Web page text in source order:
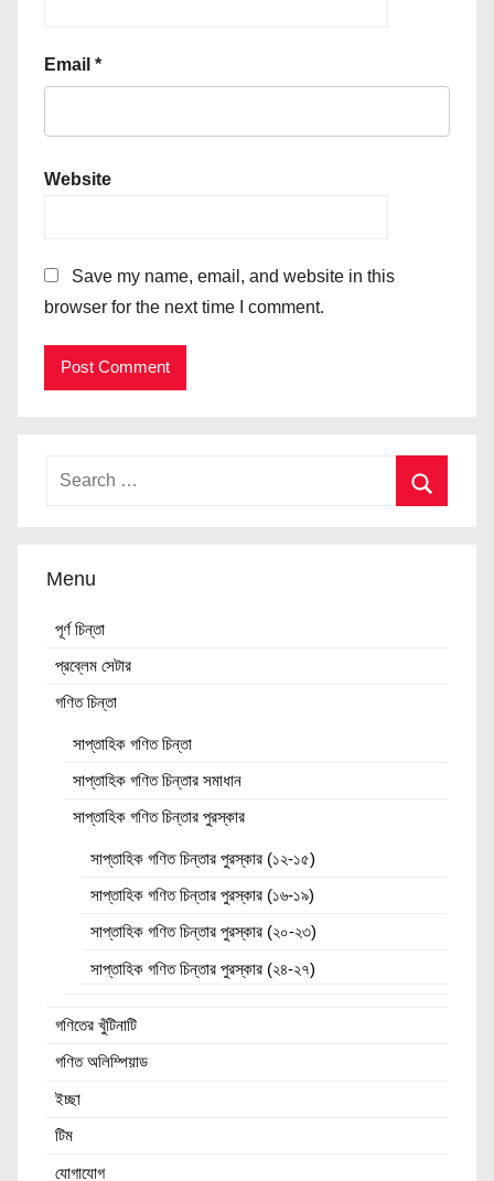
Email *
Website
Save my name, email, and website in this
browser for the next time I comment.
Menu
পূর্ণ চিন্তা
প্রব্লেম সেটার
গণিত চিন্তা
সাপ্তাহিক গণিত চিন্তা
সাপ্তাহিক গণিত চিন্তার সমাধান
সাপ্তাহিক গণিত চিন্তার পুরস্কার
সাপ্তাহিক গণিত চিন্তার পুরস্কার (১২-১৫)
সাপ্তাহিক গণিত চিন্তার পুরস্কার (১৬-১৯)
সাপ্তাহিক গণিত চিন্তার পুরস্কার (২০-২৩)
সাপ্তাহিক গণিত চিন্তার পুরস্কার (২৪-২৭)
গণিতের খুঁটিনাটি
গণিত অলিম্পিয়াড
ইচ্ছা
টিম
যোগাযোগ